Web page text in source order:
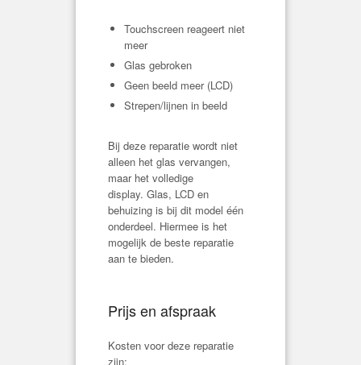
Touchscreen reageert niet
meer
Glas gebroken
Geen beeld meer (LCD)
Strepen/lijnen in beeld
Bij deze reparatie wordt niet
alleen het glas vervangen,
maar het volledige
display. Glas, LCD en
behuizing is bij dit model één
onderdeel. Hiermee is het
mogelijk de beste reparatie
aan te bieden.
Prijs en afspraak
Kosten voor deze reparatie
zijn: